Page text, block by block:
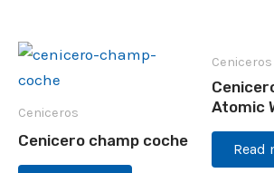
Ceniceros
Cenicero champ coche
Ceniceros
Atomic
Read